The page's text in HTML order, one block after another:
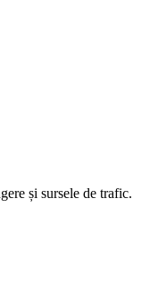
și sursele de trafic.